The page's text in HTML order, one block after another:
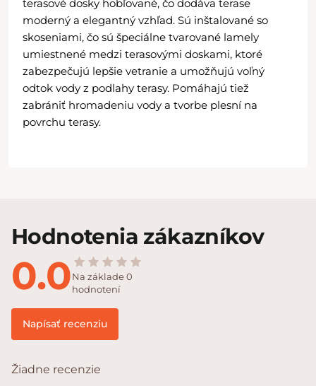
terasové dosky hobľované, čo dodáva terase
moderný a elegantný vzhľad. Sú inštalované so
skoseniami, čo sú špeciálne tvarované lamely
umiestnené medzi terasovými doskami, ktoré
zabezpečujú lepšie vetranie a umožňujú voľný
odtok vody z podlahy terasy. Pomáhajú tiež
zabrániť hromadeniu vody a tvorbe plesní na
povrchu terasy.
Hodnotenia zákazníkov
0.0Na základe 0
hodnotení
Napísať recenziu
Žiadne recenzie